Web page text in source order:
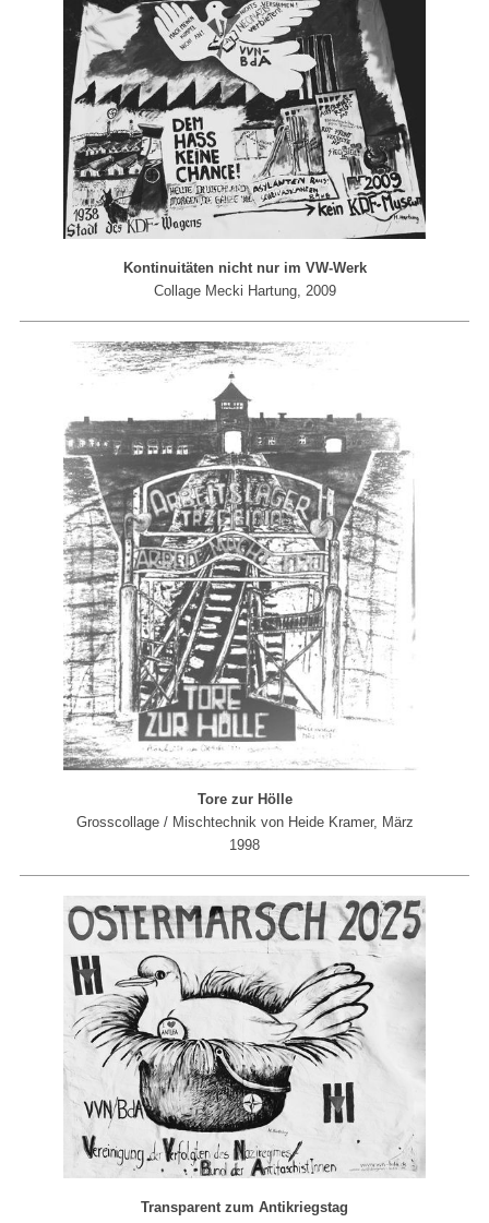
Kontinuitäten nicht nur im VW-Werk
Collage Mecki Hartung, 2009
Tore zur Hölle
Grosscollage / Mischtechnik von Heide Kramer, März
1998
Transparent zum Antikriegstag